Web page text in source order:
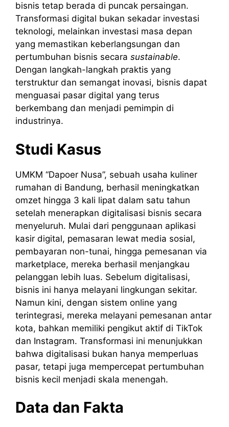
bisnis tetap berada di puncak persaingan.
Transformasi digital bukan sekadar investasi
teknologi, melainkan investasi masa depan
yang memastikan keberlangsungan dan
pertumbuhan bisnis secara sustainable.
Dengan langkah-langkah praktis yang
terstruktur dan semangat inovasi, bisnis dapat
menguasai pasar digital yang terus
berkembang dan menjadi pemimpin di
industrinya.
Studi Kasus
UMKM “Dapoer Nusa”, sebuah usaha kuliner
rumahan di Bandung, berhasil meningkatkan
omzet hingga 3 kali lipat dalam satu tahun
setelah menerapkan digitalisasi bisnis secara
menyeluruh. Mulai dari penggunaan aplikasi
kasir digital, pemasaran lewat media sosial,
pembayaran non-tunai, hingga pemesanan via
marketplace, mereka berhasil menjangkau
pelanggan lebih luas. Sebelum digitalisasi,
bisnis ini hanya melayani lingkungan sekitar.
Namun kini, dengan sistem online yang
terintegrasi, mereka melayani pemesanan antar
kota, bahkan memiliki pengikut aktif di TikTok
dan Instagram. Transformasi ini menunjukkan
bahwa digitalisasi bukan hanya memperluas
pasar, tetapi juga mempercepat pertumbuhan
bisnis kecil menjadi skala menengah.
Data dan Fakta